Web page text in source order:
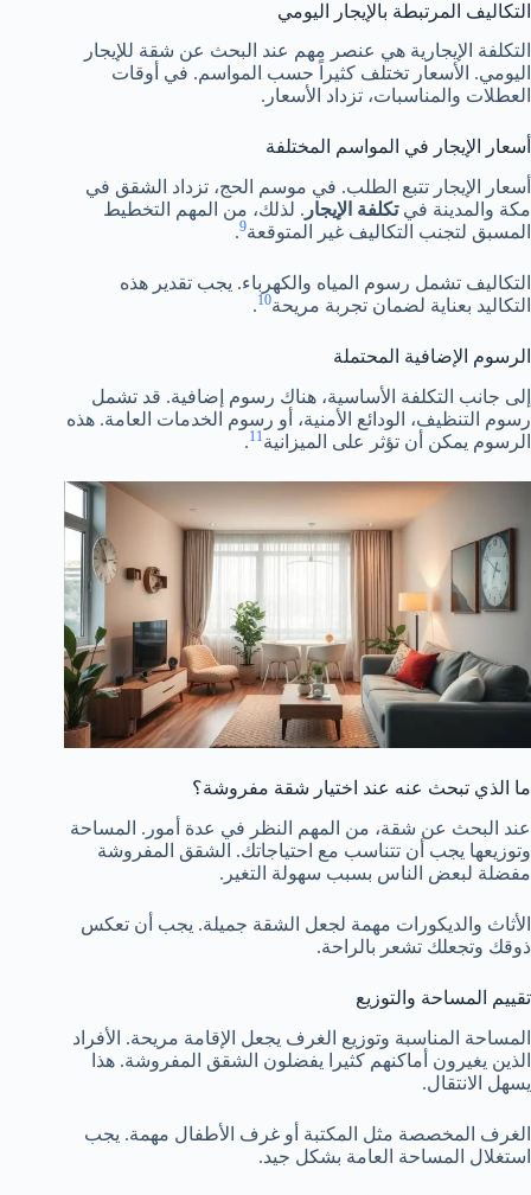
التكاليف المرتبطة بالإيجار اليومي
التكلفة الإيجارية هي عنصر مهم عند البحث عن شقة للإيجار
اليومي. الأسعار تختلف كثيراً حسب المواسم. في أوقات
العطلات والمناسبات، تزداد الأسعار.
أسعار الإيجار في المواسم المختلفة
أسعار الإيجار تتبع الطلب. في موسم الحج، تزداد الشقق في
مكة والمدينة فيتكلفة الإيجار . لذلك، من المهم التخطيط
المسبق لتجنب التكاليف غير المتوقعة9
.
التكاليف تشمل رسوم المياه والكهرباء. يجب تقدير هذه
التكاليد بعناية لضمان تجربة مريحة10
.
الرسوم الإضافية المحتملة
إلى جانب التكلفة الأساسية، هناك رسوم إضافية. قد تشمل
رسوم التنظيف، الودائع الأمنية، أو رسوم الخدمات العامة. هذه
الرسوم يمكن أن تؤثر على الميزانية11
.
ما الذي تبحث عنه عند اختيار شقة مفروشة؟
عند البحث عن شقة، من المهم النظر في عدة أمور. المساحة
وتوزيعها يجب أن تتناسب مع احتياجاتك. الشقق المفروشة
مفضلة لبعض الناس بسبب سهولة التغير.
الأثاث والديكورات مهمة لجعل الشقة جميلة. يجب أن تعكس
ذوقك وتجعلك تشعر بالراحة.
تقييم المساحة والتوزيع
المساحة المناسبة وتوزيع الغرف يجعل الإقامة مريحة. الأفراد
الذين يغيرون أماكنهم كثيرا يفضلون الشقق المفروشة. هذا
يسهل الانتقال.
الغرف المخصصة مثل المكتبة أو غرف الأطفال مهمة. يجب
استغلال المساحة العامة بشكل جيد.